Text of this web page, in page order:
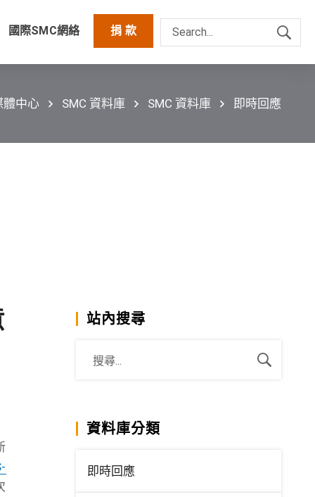
國際SMC網絡 捐 款
體中心 SMC 資料庫 SMC 資料庫 即時回應
站內搜尋
資料庫分類
即時回應